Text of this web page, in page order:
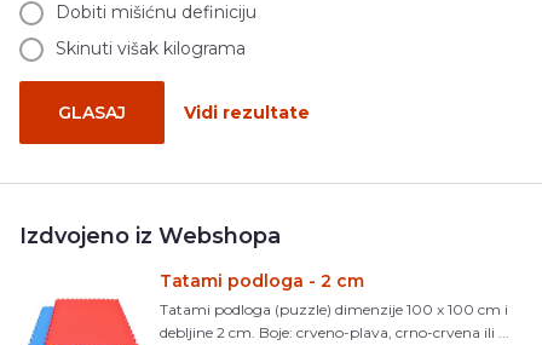
Dobiti mišićnu definiciju
Skinuti višak kilograma
GLASAJ Vidi rezultate
Izdvojeno iz Webshopa
Tatami podloga - 2 cm
Tatami podloga (puzzle) dimenzije 100 x 100 cm i
debljine 2 cm. Boje: crveno-plava, crno-crvena ili ...